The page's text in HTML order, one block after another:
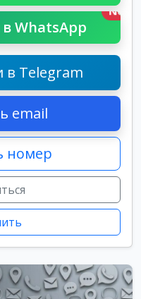
WhatsApp
New
в Telegram
email
номер